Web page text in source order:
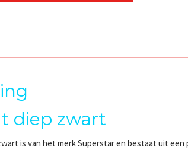
diep zwart
is van het merk Superstar en bestaat uit een